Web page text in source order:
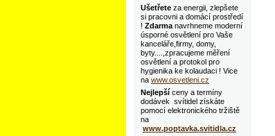
Ušetřete za energii, zlepšete
si pracovni a domácí prostředí
! Zdarma navrhneme moderní
úsporné osvětlení pro Vaše
kanceláře,firmy, domy,
byty....,zpracujeme měření
osvětlení a protokol pro
hygienika ke kolaudaci ! Vice
na www.osvetleni.cz
Nejlepší ceny a termíny
dodávek svítidel získáte
pomocí elektronického tržiště
na
www.poptavka.svitidla.cz